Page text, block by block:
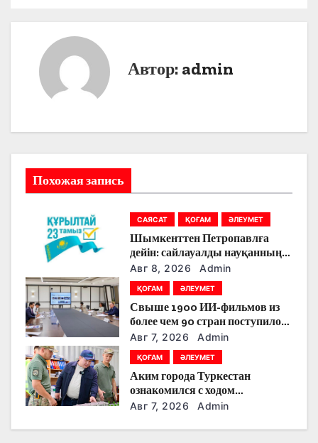
и
я
з
а
п
и
с
я
Автор: admin
Похожая запись
САЯСАТ ҚОҒАМ ӘЛЕУМЕТ
Шымкенттен Петропавлға
дейін: сайлауалды науқанның
кезекті күнінде партияларды
қандай тақырыптар
тоғыстырды
Авг 8, 2026 Admin
ҚОҒАМ ӘЛЕУМЕТ
Свыше 1900 ИИ-фильмов из
более чем 90 стран поступило
на Astana AI Film Festival
Авг 7, 2026 Admin
ҚОҒАМ ӘЛЕУМЕТ
Аким города Туркестан
ознакомился с ходом
строительства военного
Авг 7, 2026 Admin